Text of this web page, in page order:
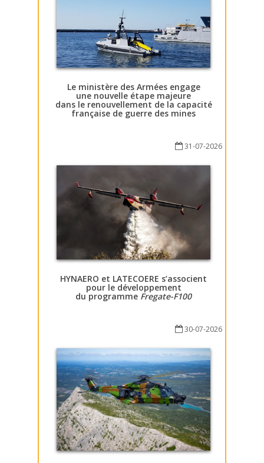
Le ministère des Armées engage
une nouvelle étape majeure
dans le renouvellement de la capacité
française de guerre des mines
31-07-2026
HYNAERO et LATECOERE s’associent
pour le développement
du programme Fregate-F100
30-07-2026